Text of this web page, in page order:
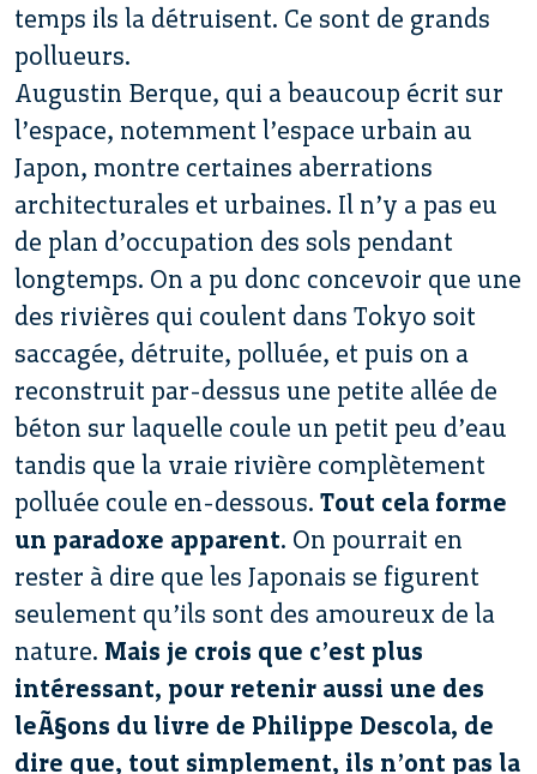
temps ils la détruisent. Ce sont de grands
pollueurs.
Augustin Berque, qui a beaucoup écrit sur
l’espace, notemment l’espace urbain au
Japon, montre certaines aberrations
architecturales et urbaines. Il n’y a pas eu
de plan d’occupation des sols pendant
longtemps. On a pu donc concevoir que une
des rivières qui coulent dans Tokyo soit
saccagée, détruite, polluée, et puis on a
reconstruit par-dessus une petite allée de
béton sur laquelle coule un petit peu d’eau
tandis que la vraie rivière complètement
polluée coule en-dessous. Tout cela forme
un paradoxe apparent. On pourrait en
rester à dire que les Japonais se figurent
seulement qu’ils sont des amoureux de la
nature. Mais je crois que c’est plus
intéressant, pour retenir aussi une des
leÃ§ons du livre de Philippe Descola, de
dire que, tout simplement, ils n’ont pas la